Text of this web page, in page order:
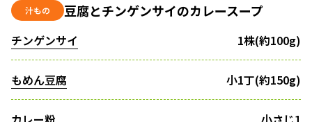
汁もの 豆腐とチンゲンサイのカレースープ
チンゲンサイ 1株(約100g)
もめん豆腐 小1丁(約150g)